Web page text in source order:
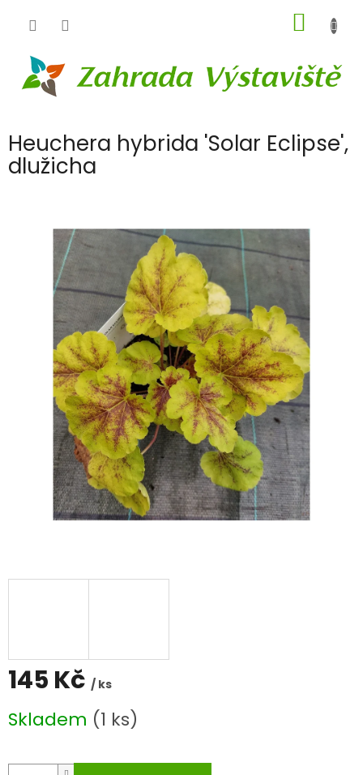
KOŠÍK
Heuchera hybrida 'Solar Eclipse',
dlužicha
145 Kč / ks
cena:
Skladem (1 ks)